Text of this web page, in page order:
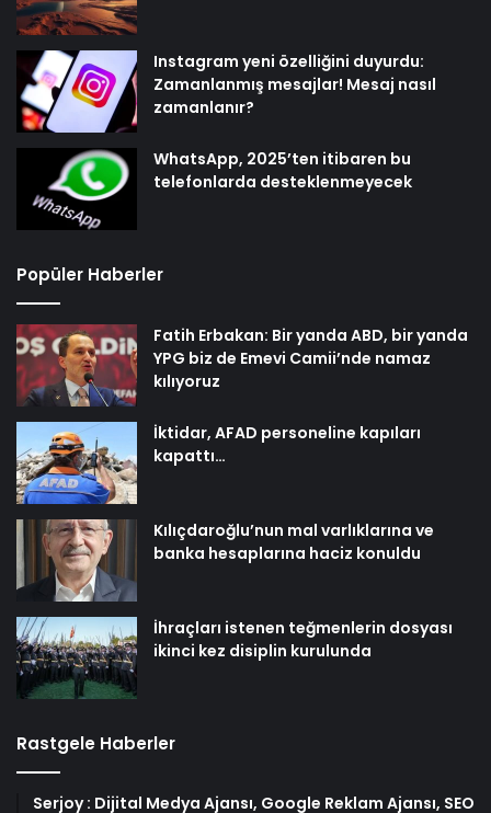
Instagram yeni özelliğini duyurdu:
Zamanlanmış mesajlar! Mesaj nasıl
zamanlanır?
WhatsApp, 2025’ten itibaren bu
telefonlarda desteklenmeyecek
Popüler Haberler
Fatih Erbakan: Bir yanda ABD, bir yanda
YPG biz de Emevi Camii’nde namaz
kılıyoruz
İktidar, AFAD personeline kapıları
kapattı…
Kılıçdaroğlu’nun mal varlıklarına ve
banka hesaplarına haciz konuldu
İhraçları istenen teğmenlerin dosyası
ikinci kez disiplin kurulunda
Rastgele Haberler
Serjoy : Dijital Medya Ajansı, Google Reklam Ajansı, SEO